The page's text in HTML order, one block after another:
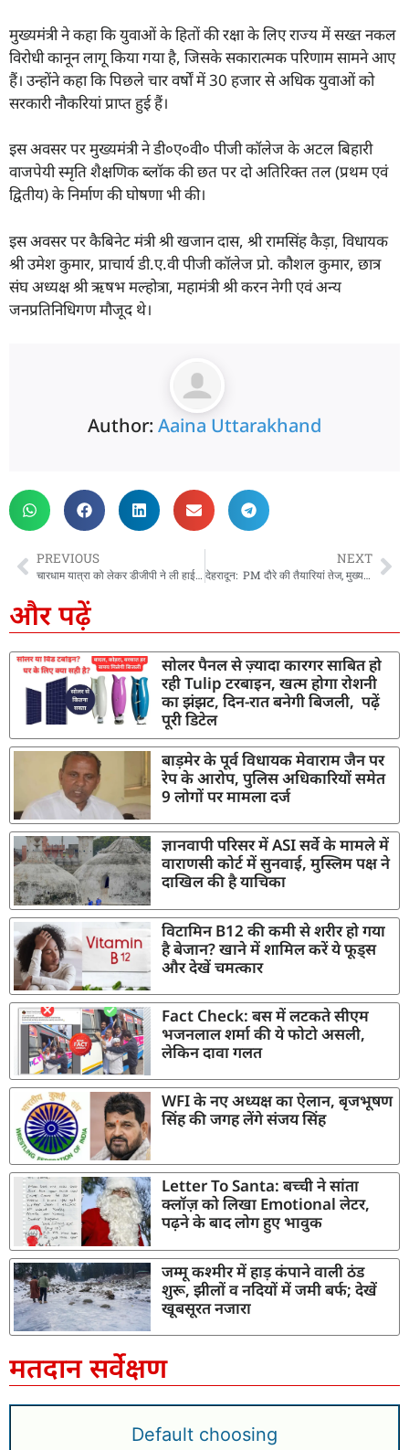
मुख्यमंत्री ने कहा कि युवाओं के हितों की रक्षा के लिए राज्य में सख्त नकल
विरोधी कानून लागू किया गया है, जिसके सकारात्मक परिणाम सामने आए
हैं। उन्होंने कहा कि पिछले चार वर्षों में 30 हजार से अधिक युवाओं को
सरकारी नौकरियां प्राप्त हुई हैं।
इस अवसर पर मुख्यमंत्री ने डी०ए०वी० पीजी कॉलेज के अटल बिहारी
वाजपेयी स्मृति शैक्षणिक ब्लॉक की छत पर दो अतिरिक्त तल (प्रथम एवं
द्वितीय) के निर्माण की घोषणा भी की।
इस अवसर पर कैबिनेट मंत्री श्री खजान दास, श्री रामसिंह कैड़ा, विधायक
श्री उमेश कुमार, प्राचार्य डी.ए.वी पीजी कॉलेज प्रो. कौशल कुमार, छात्र
संघ अध्यक्ष श्री ऋषभ मल्होत्रा, महामंत्री श्री करन नेगी एवं अन्य
जनप्रतिनिधिगण मौजूद थे।
Author: Aaina Uttarakhand
PREVIOUS
चारधाम यात्रा को लेकर डीजीपी ने ली हाई-लेवल मीटिंग: यात्रा मे 7 हजार पुलिसकर्मी होंगे तैनात, ड्रोन और CCTV से होगी निगरानी
NEXT
देहरादून: PM दौरे की तैयारियां तेज, मुख्य सचिव और DGP ने किया स्थल निरीक्षण
और पढ़ें
सोलर पैनल से ज़्यादा कारगर साबित हो
रही Tulip टरबाइन, खत्म होगा रोशनी
का झंझट, दिन-रात बनेगी बिजली, पढ़ें
पूरी डिटेल
बाड़मेर के पूर्व विधायक मेवाराम जैन पर
रेप के आरोप, पुलिस अधिकारियों समेत
9 लोगों पर मामला दर्ज
ज्ञानवापी परिसर में ASI सर्वे के मामले में
वाराणसी कोर्ट में सुनवाई, मुस्लिम पक्ष ने
दाखिल की है याचिका
विटामिन B12 की कमी से शरीर हो गया
है बेजान? खाने में शामिल करें ये फूड्स
और देखें चमत्कार
Fact Check: बस में लटकते सीएम
भजनलाल शर्मा की ये फोटो असली,
लेकिन दावा गलत
WFI के नए अध्यक्ष का ऐलान, बृजभूषण
सिंह की जगह लेंगे संजय सिंह
Letter To Santa: बच्ची ने सांता
क्लॉज़ को लिखा Emotional लेटर,
पढ़ने के बाद लोग हुए भावुक
जम्मू कश्मीर में हाड़ कंपाने वाली ठंड
शुरू, झीलों व नदियों में जमी बर्फ; देखें
खूबसूरत नजारा
मतदान सर्वेक्षण
Default choosing